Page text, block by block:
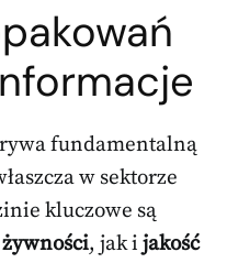
fundamentalną
w sektorze
kluczowe są
, jak i jakość